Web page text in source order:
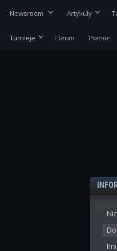
Newsroom Artykuły
Turnieje Forum Pomoc